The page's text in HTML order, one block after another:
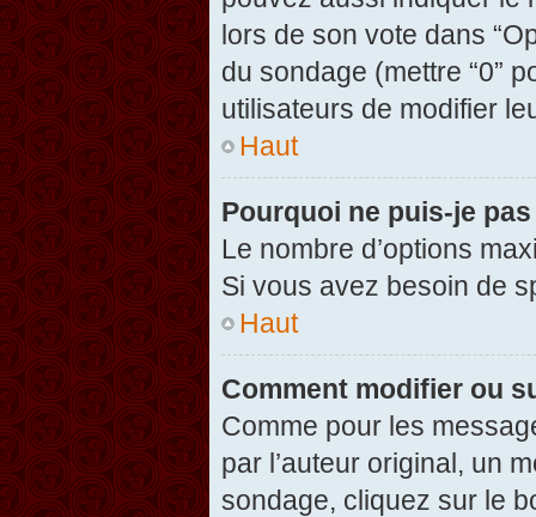
lors de son vote dans
du sondage (mettre “0”
utilisateurs de modifier
Haut
Pourquoi ne puis-je
Le nombre d’options
Si vous avez besoin de
Haut
Comment modifier ou
Comme pour les
par l’auteur original, un
sondage, cliquez sur le